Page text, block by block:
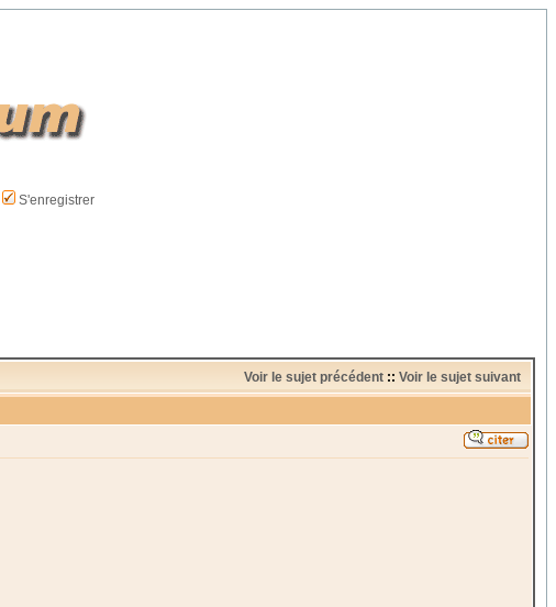
S'enregistrer
Voir le sujet précédent :: Voir le sujet suivant